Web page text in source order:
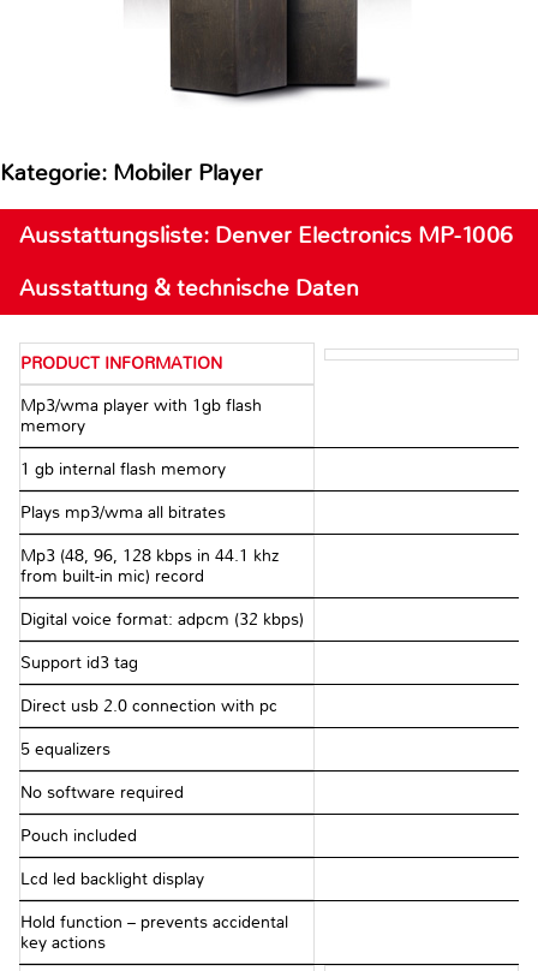
Kategorie: Mobiler Player
Ausstattungsliste: Denver Electronics MP-1006
Ausstattung & technische Daten
PRODUCT INFORMATION
Mp3/wma player with 1gb flash
memory
1 gb internal flash memory
Plays mp3/wma all bitrates
Mp3 (48, 96, 128 kbps in 44.1 khz
from built-in mic) record
Digital voice format: adpcm (32 kbps)
Support id3 tag
Direct usb 2.0 connection with pc
5 equalizers
No software required
Pouch included
Lcd led backlight display
Hold function – prevents accidental
key actions